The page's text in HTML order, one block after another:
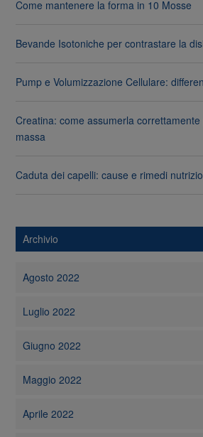
Come mantenere la forma in 10 Mosse
Bevande Isotoniche per contrastare la
Pump e Volumizzazione Cellulare:
Creatina: come assumerla
massa
Caduta dei capelli: cause e rimedi
Archivio
Agosto 2022
Luglio 2022
Giugno 2022
Maggio 2022
Aprile 2022